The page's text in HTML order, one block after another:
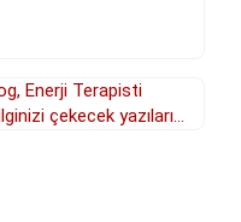
Enerji Terapisti
çekecek yazıları...